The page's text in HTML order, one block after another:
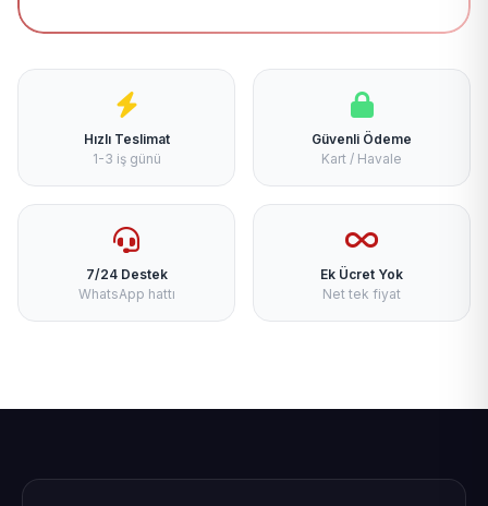
Hızlı Teslimat
1-3 iş günü
Güvenli Ödeme
Kart / Havale
7/24 Destek
WhatsApp hattı
Ek Ücret Yok
Net tek fiyat